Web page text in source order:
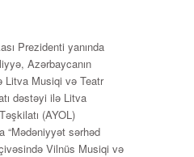
Prezidenti yanında
Azərbaycanın
Litva Musiqi və Teatr
dəstəyi ilə Litva
(AYOL)
“Mədəniyyət sərhəd
Vilnüs Musiqi və